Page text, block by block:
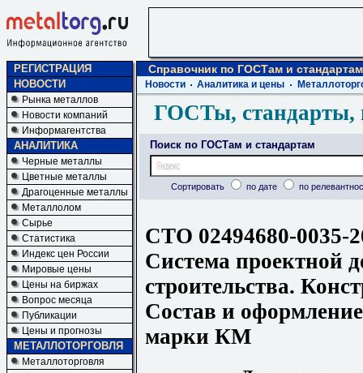
РЕГИСТРАЦИЯ
НОВОСТИ
Рынка металлов
Новости компаний
Информагентства
АНАЛИТИКА
Черные металлы
Цветные металлы
Драгоценные металлы
Металлолом
Сырье
Статистика
Индекс цен России
Мировые цены
Цены на биржах
Вопрос месяца
Публикации
Цены и прогнозы
МЕТАЛЛОТОРГОВЛЯ
Металлоторговля
Справочник по ГОСТам и стандартам
Новости Аналитика и цены
ГОСТы, стандарты,
Поиск по ГОСТам и стандартам
Сортировать по дате по
СТО 02494680-0035-
Система проектной
строительства.
Состав и
марки КМ